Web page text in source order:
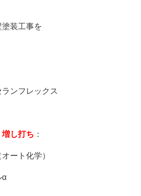
装工事を
ランフレックス
し打ち ：
ート化学）
α